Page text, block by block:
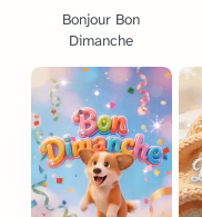
Bonjour Bon
Dimanche